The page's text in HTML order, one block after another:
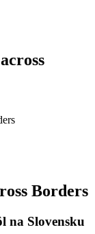
Borders
na Slovensku